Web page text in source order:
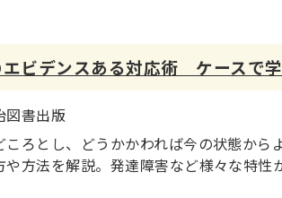
ビデンスある対応術 ケースで
書出版
ころとし、どうかかわれば今の状態か
方法を解説。発達障害など様々な特性